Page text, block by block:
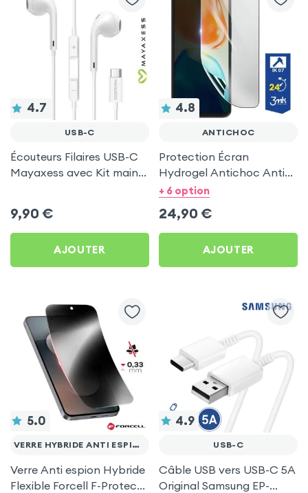
4.7
USB-C
Écouteurs Filaires USB-C
Mayaxess avec Kit main
9,90 €
AJOUTER
4.8
ANTICHOC
Protection Écran
Hydrogel Antichoc Anti
Rayures pour Smartphone
+ 6 option
24,90 €
AJOUTER
5.0
VERRE HYBRIDE ANTI ESPION
Verre Anti espion Hybride
Flexible Forcell F-Protect
4.9
USB-C
Câble USB vers USB-C 5A
Original Samsung EP-